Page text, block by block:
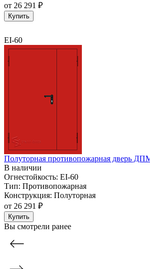
от 26 291 ₽
Купить
EI-60
Полуторная противопожарная дверь
В наличии
Огнестойкость: EI-60
Тип: Противопожарная
Конструкция: Полуторная
от 26 291 ₽
Купить
Вы смотрели ранее